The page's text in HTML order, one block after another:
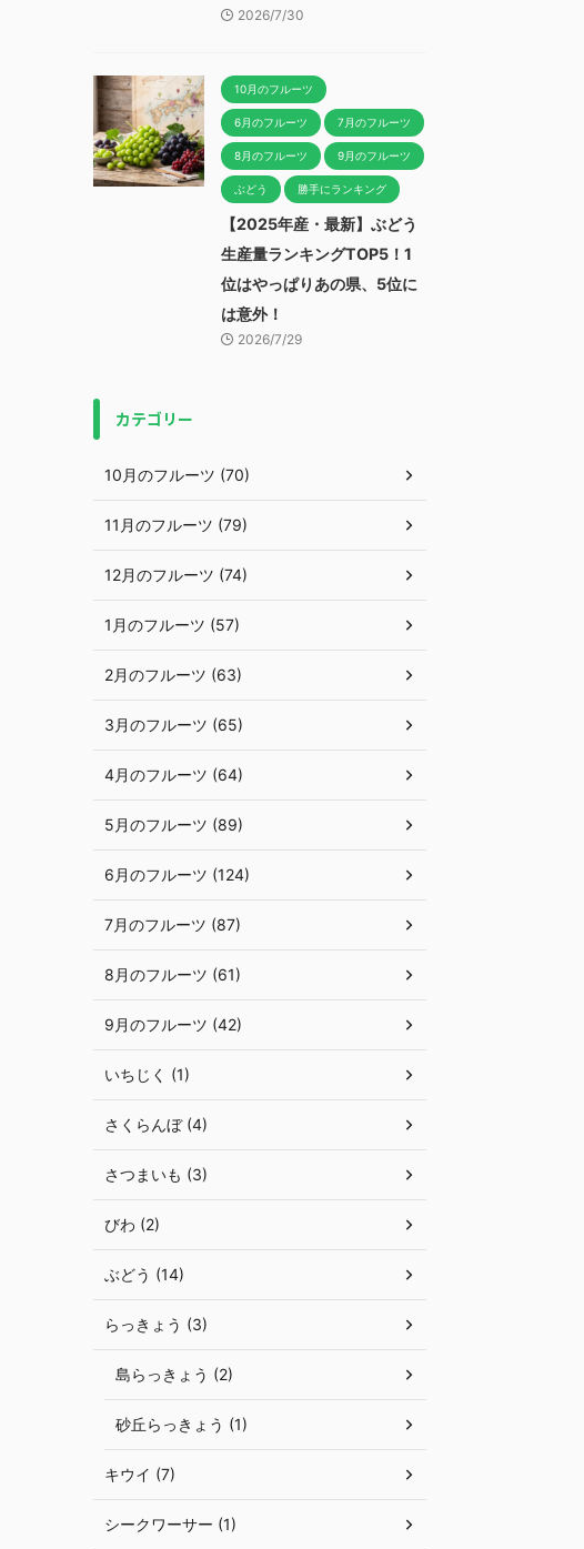
2026/7/30
10月のフルーツ
6月のフルーツ 7月のフルーツ
8月のフルーツ 9月のフルーツ
ぶどう 勝手にランキング
【2025年産・最新】ぶどう
生産量ランキングTOP5！1
位はやっぱりあの県、5位に
は意外！
2026/7/29
カテゴリー
10月のフルーツ (70)
11月のフルーツ (79)
12月のフルーツ (74)
1月のフルーツ (57)
2月のフルーツ (63)
3月のフルーツ (65)
4月のフルーツ (64)
5月のフルーツ (89)
6月のフルーツ (124)
7月のフルーツ (87)
8月のフルーツ (61)
9月のフルーツ (42)
いちじく (1)
さくらんぼ (4)
さつまいも (3)
びわ (2)
ぶどう (14)
らっきょう (3)
島らっきょう (2)
砂丘らっきょう (1)
キウイ (7)
シークワーサー (1)